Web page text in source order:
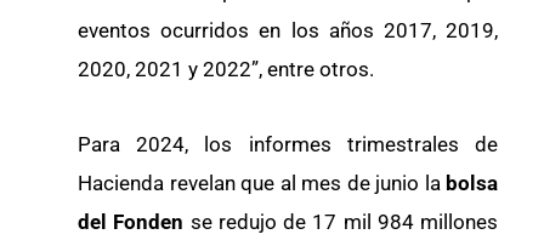
eventos ocurridos en los años 2017, 2019,
2020, 2021 y 2022”, entre otros.
Para 2024, los informes trimestrales de
Hacienda revelan que al mes de junio la bolsa
del Fonden se redujo de 17 mil 984 millones